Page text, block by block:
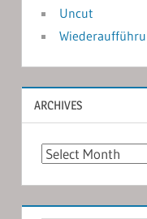
Uncut
ARCHIVES
Archives